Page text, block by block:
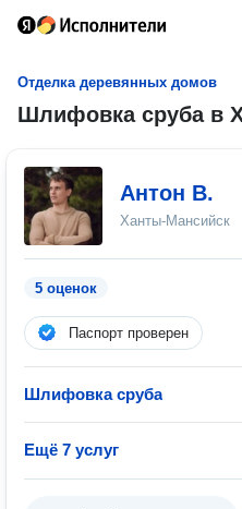
Отделка деревянных домов
Шлифовка сруба в
Антон В.
Ханты-Мансийск
5 оценок
Паспорт проверен
Шлифовка сруба
Ещё 7 услуг